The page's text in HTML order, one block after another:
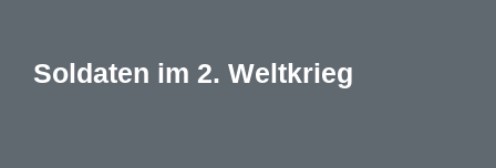
Soldaten im 2. Weltkrieg